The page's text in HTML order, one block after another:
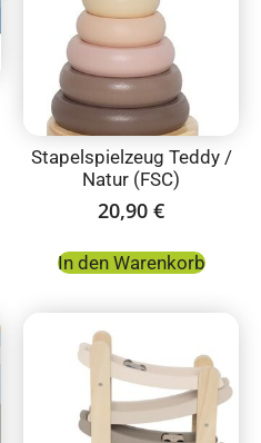
Stapelspielzeug Teddy /
Natur (FSC)
20,90 €
In den Warenkorb